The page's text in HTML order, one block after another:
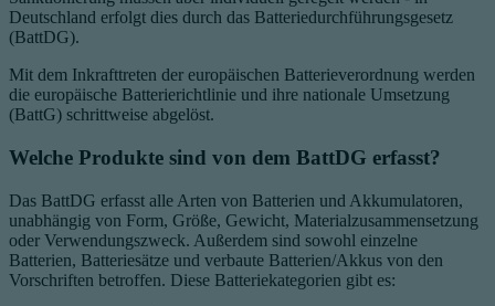
Deutschland erfolgt dies durch das Batteriedurchführungsgesetz
(BattDG).
Mit dem Inkrafttreten der europäischen Batterieverordnung werden
die europäische Batterierichtlinie und ihre nationale Umsetzung
(BattG) schrittweise abgelöst.
Welche Produkte sind von dem BattDG erfasst?
Das BattDG erfasst alle Arten von Batterien und Akkumulatoren,
unabhängig von Form, Größe, Gewicht, Materialzusammensetzung
oder Verwendungszweck. Außerdem sind sowohl einzelne
Batterien, Batteriesätze und verbaute Batterien/Akkus von den
Vorschriften betroffen. Diese Batteriekategorien gibt es: